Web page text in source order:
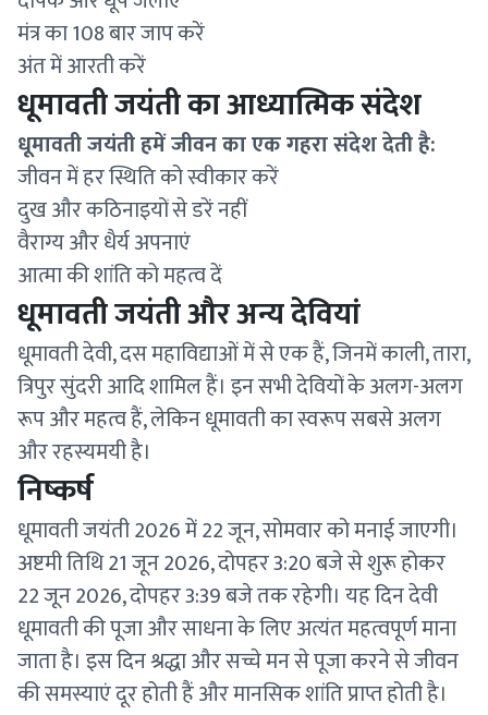
मंत्र का 108 बार जाप करें
अंत में आरती करें
धूमावती जयंती का आध्यात्मिक संदेश
धूमावती जयंती हमें जीवन का एक गहरा संदेश देती है:
जीवन में हर स्थिति को स्वीकार करें
दुख और कठिनाइयों से डरें नहीं
वैराग्य और धैर्य अपनाएं
आत्मा की शांति को महत्व दें
धूमावती जयंती और अन्य देवियां
धूमावती देवी, दस महाविद्याओं में से एक हैं, जिनमें काली, तारा,
त्रिपुर सुंदरी आदि शामिल हैं। इन सभी देवियों के अलग-अलग
रूप और महत्व हैं, लेकिन धूमावती का स्वरूप सबसे अलग
और रहस्यमयी है।
निष्कर्ष
धूमावती जयंती 2026 में 22 जून, सोमवार को मनाई जाएगी।
अष्टमी तिथि 21 जून 2026, दोपहर 3:20 बजे से शुरू होकर
22 जून 2026, दोपहर 3:39 बजे तक रहेगी। यह दिन देवी
धूमावती की पूजा और साधना के लिए अत्यंत महत्वपूर्ण माना
जाता है। इस दिन श्रद्धा और सच्चे मन से पूजा करने से जीवन
की समस्याएं दूर होती हैं और मानसिक शांति प्राप्त होती है।